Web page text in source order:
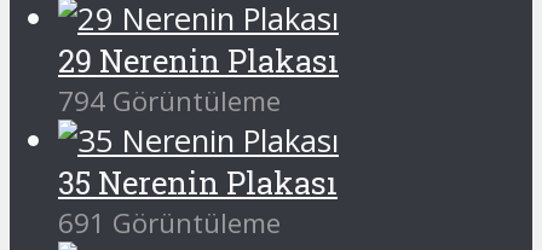
29 Nerenin Plakası
794 Görüntüleme
35 Nerenin Plakası
691 Görüntüleme